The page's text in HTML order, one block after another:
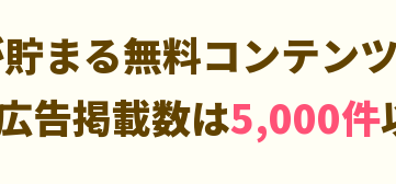
まる無料コンテン
告掲載数は5,000件